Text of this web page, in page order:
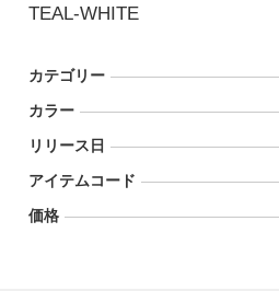
TEAL-WHITE
カテゴリー
カラー
リリース日
アイテムコード
価格